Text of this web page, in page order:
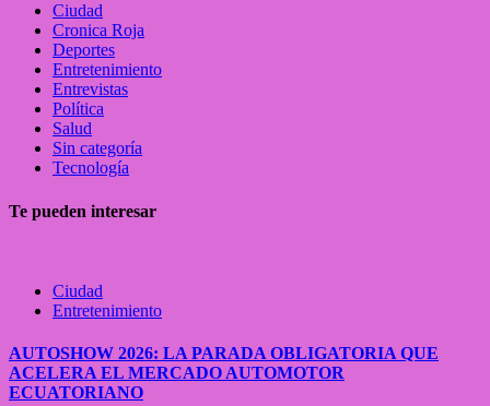
Ciudad
Cronica Roja
Deportes
Entretenimiento
Entrevistas
Política
Salud
Sin categoría
Tecnología
Te pueden interesar
Ciudad
Entretenimiento
AUTOSHOW 2026: LA PARADA OBLIGATORIA QUE
ACELERA EL MERCADO AUTOMOTOR
ECUATORIANO